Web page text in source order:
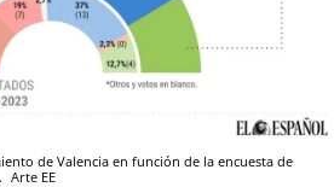
de Valencia en función de la encuesta de
Arte EE